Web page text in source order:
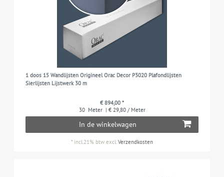
1 doos 15 Wandlijsten Origineel Orac Decor P3020 Plafondlijsten
Sierlijsten Lijstwerk 30 m
€ 894,00 *
30 Meter | € 29,80 / Meter
In de winkelwagen
* incl.21% btw excl.Verzendkosten